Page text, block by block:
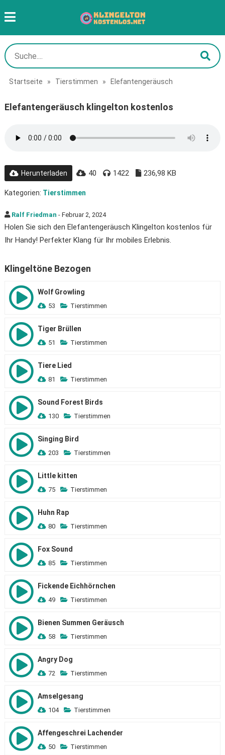
Startseite » Tierstimmen » Elefantengeräusch
Elefantengeräusch klingelton kostenlos
Herunterladen 40 1422 236,98 KB
Kategorien: Tierstimmen
Ralf Friedman - Februar 2, 2024
Holen Sie sich den Elefantengeräusch Klingelton kostenlos für
Ihr Handy! Perfekter Klang für Ihr mobiles Erlebnis.
Klingeltöne Bezogen
Wolf Growling
53 Tierstimmen
Tiger Brüllen
51 Tierstimmen
Tiere Lied
81 Tierstimmen
Sound Forest Birds
130 Tierstimmen
Singing Bird
203 Tierstimmen
Little kitten
75 Tierstimmen
Huhn Rap
80 Tierstimmen
Fox Sound
85 Tierstimmen
Fickende Eichhörnchen
49 Tierstimmen
Bienen Summen Geräusch
58 Tierstimmen
Angry Dog
72 Tierstimmen
Amselgesang
104 Tierstimmen
Affengeschrei Lachender
50 Tierstimmen